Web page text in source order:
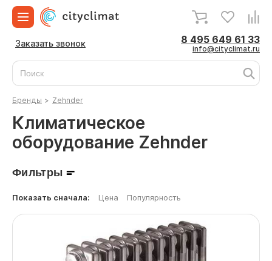
Заказать звонок 8 495 649 61 33
info@cityclimat.ru
Бренды > Zehnder
Климатическое
оборудование Zehnder
Фильтры
Показать сначала: Цена Популярность